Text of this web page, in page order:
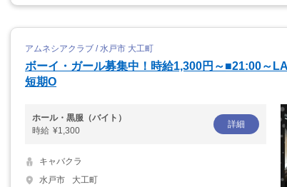
アムネシアクラブ / 水戸市 大工町
ボーイ・ガール募集中！時給1,300円～■21:00～
短期O
ホール・黒服（バイト）
時給 ¥1,300
詳細
キャバクラ
水戸市
大工町